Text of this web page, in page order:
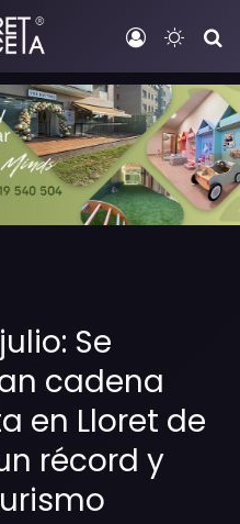
Iniciar
Se
cadena
en Lloret de
récord y